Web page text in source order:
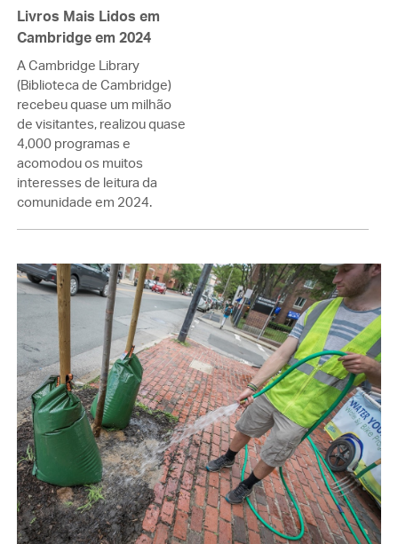
Livros Mais Lidos em
Cambridge em 2024
A Cambridge Library
(Biblioteca de Cambridge)
recebeu quase um milhão
de visitantes, realizou quase
4,000 programas e
acomodou os muitos
interesses de leitura da
comunidade em 2024.